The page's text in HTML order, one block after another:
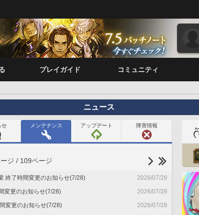
プレイガイド コミュニティ
ニュース
せ メンテナンス アップデート 障害情報
ジ / 109ページ
終了時間変更のお知らせ(7/28)
2026/07/28
変更のお知らせ(7/28)
2026/07/28
変更のお知らせ(7/28)
2026/07/28